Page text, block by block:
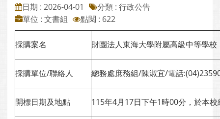
日期 : 2026-04-01
分類 : 行政公告
單位 : 文書組
點閱 : 622
採購案名 財團法人東海大學附屬高級中等學
採購單位/聯絡人 總務處庶務組/陳淑宜/電話
開標日期及地點 115年4月17日下午1時00分，於本